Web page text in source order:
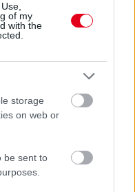
of my
with the
storage
on web or
be sent to